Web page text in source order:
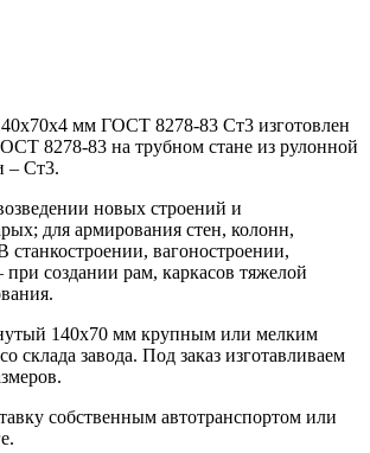
мм ГОСТ 8278-83 Ст3 изготовлен
8278-83 на трубном стане из рулонной
– Ст3.
новых строений и
для армирования стен, колонн,
станкостроении, вагоностроении,
создании рам, каркасов тяжелой
140х70 мм крупным или мелким
склада завода. Под заказ изготавливаем
собственным автотранспортом или